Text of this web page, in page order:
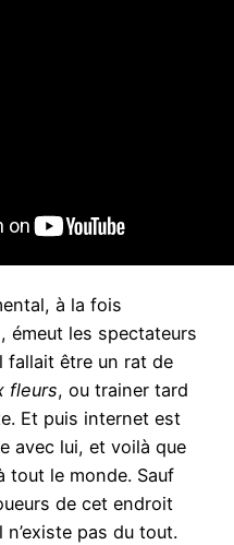
à la fois
émeut les spectateurs
fallait être un rat de
fleurs, ou trainer tard
Et puis internet est
avec lui, et voilà que
tout le monde. Sauf
de cet endroit
pas du tout.